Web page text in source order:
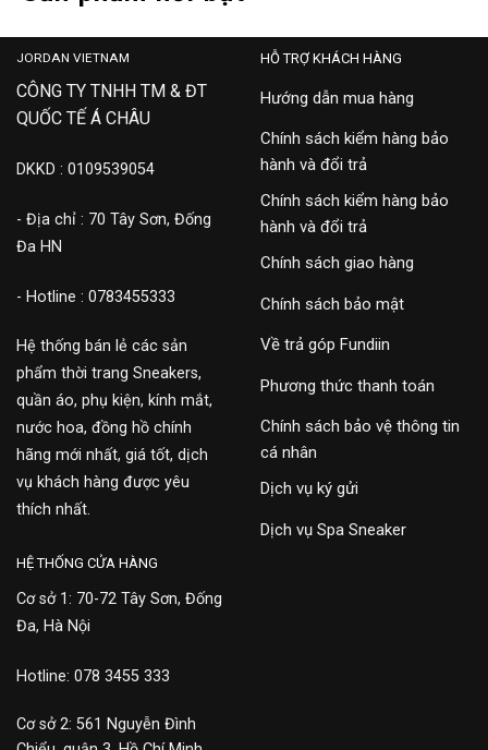
JORDAN VIETNAM
CÔNG TY TNHH TM & ĐT
QUỐC TẾ Á CHÂU
DKKD : 0109539054
- Địa chỉ : 70 Tây Sơn, Đống
Đa HN
- Hotline : 0783455333
Hệ thống bán lẻ các sản
phẩm thời trang Sneakers,
quần áo, phụ kiện, kính mắt,
nước hoa, đồng hồ chính
hãng mới nhất, giá tốt, dịch
vụ khách hàng được yêu
thích nhất.
HỖ TRỢ KHÁCH HÀNG
Hướng dẫn mua hàng
Chính sách kiểm hàng bảo
hành và đổi trả
Chính sách kiểm hàng bảo
hành và đổi trả
Chính sách giao hàng
Chính sách bảo mật
Về trả góp Fundiin
Phương thức thanh toán
Chính sách bảo vệ thông tin
cá nhân
Dịch vụ ký gửi
Dịch vụ Spa Sneaker
HỆ THỐNG CỬA HÀNG
Cơ sở 1: 70-72 Tây Sơn, Đống
Đa, Hà Nội
Hotline: 078 3455 333
Cơ sở 2: 561 Nguyễn Đình